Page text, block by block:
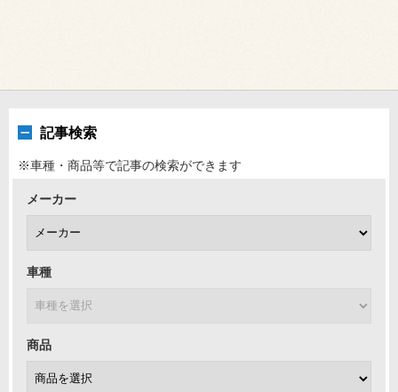
記事検索
※車種・商品等で記事の検索ができます
メーカー
車種
商品